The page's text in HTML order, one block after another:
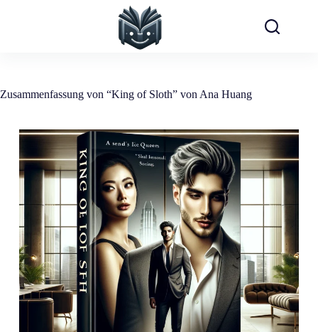
Zusammenfassung von “King of Sloth” von Ana Huang